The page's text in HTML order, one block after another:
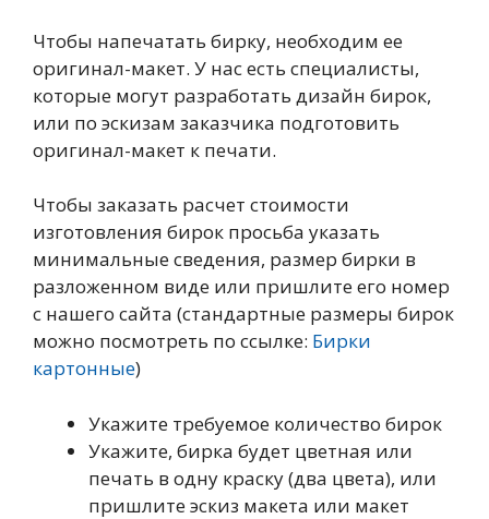
Чтобы напечатать бирку, необходим ее
оригинал-макет. У нас есть специалисты,
которые могут разработать дизайн бирок,
или по эскизам заказчика подготовить
оригинал-макет к печати.
Чтобы заказать расчет стоимости
изготовления бирок просьба указать
минимальные сведения, размер бирки в
разложенном виде или пришлите его номер
с нашего сайта (стандартные размеры бирок
можно посмотреть по ссылке: Бирки
картонные)
Укажите требуемое количество бирок
Укажите, бирка будет цветная или
печать в одну краску (два цвета), или
пришлите эскиз макета или макет